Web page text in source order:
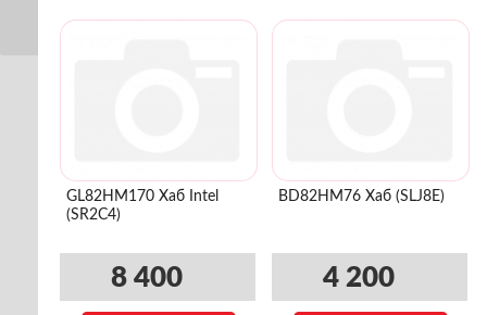
GL82HM170 Хаб Intel
(SR2C4)
8 400
BD82HM76 Хаб (SLJ8E)
4 200